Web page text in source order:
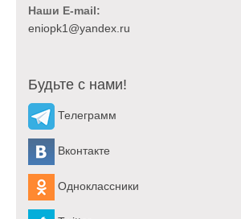
Наши E-mail:
Будьте с нами!
Телеграмм
Вконтакте
Одноклассники